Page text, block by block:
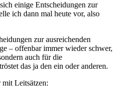
einige Entscheidungen zur
ich dann mal heute vor, also
zur ausreichenden
– offenbar immer wieder schwer,
auch für die
das ja den ein oder anderen.
Leitsätzen: